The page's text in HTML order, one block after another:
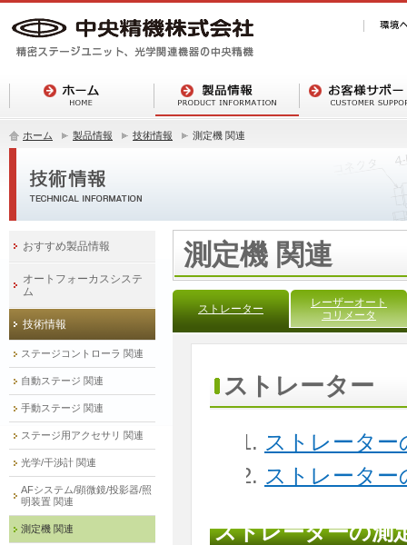
ホーム 製品情報 技術情報 測定機 関連
測定機 関連
ストレーター
レーザーオート
コリメータ
ストレーター
ストレータ
ストレータ
ストレーターの
おすすめ製品情報
オートフォーカスシステ
ム
技術情報
ステージコントローラ 関連
自動ステージ 関連
手動ステージ 関連
ステージ用アクセサリ 関連
光学/干渉計 関連
AFシステム/顕微鏡/投影器/照
明装置 関連
測定機 関連